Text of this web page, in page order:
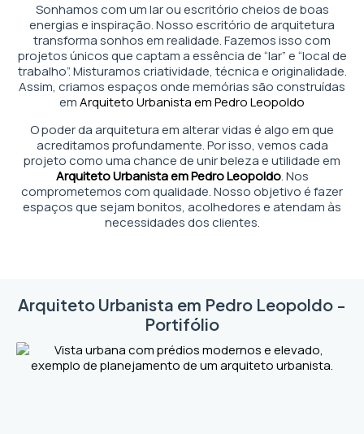
Sonhamos com um lar ou escritório cheios de boas
energias e inspiração. Nosso escritório de arquitetura
transforma sonhos em realidade. Fazemos isso com
projetos únicos que captam a essência de “lar” e “local de
trabalho”. Misturamos criatividade, técnica e originalidade.
Assim, criamos espaços onde memórias são construídas
emArquiteto Urbanista em Pedro Leopoldo
O poder da arquitetura em alterar vidas é algo em que
acreditamos profundamente. Por isso, vemos cada
projeto como uma chance de unir beleza e utilidade em
Arquiteto Urbanista em Pedro Leopoldo. Nos
comprometemos com qualidade. Nosso objetivo é fazer
espaços que sejam bonitos, acolhedores e atendam às
necessidades dos clientes.
Arquiteto Urbanista em Pedro Leopoldo -
Portifólio